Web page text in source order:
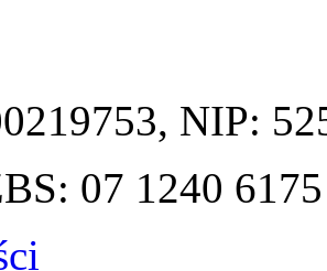
, NIP:
07 1240